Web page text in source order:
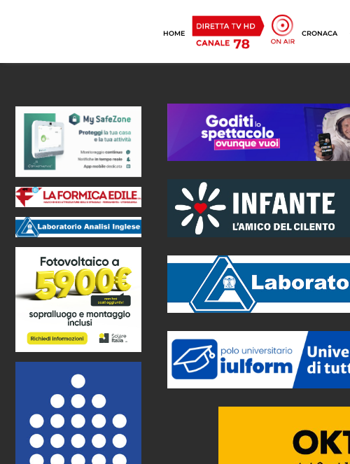
HOME CRONACA